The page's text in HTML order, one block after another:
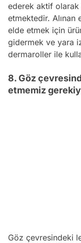
ederek aktif olarak
etmektedir. Alınan
elde etmek için
gidermek ve yara
dermaroller ile
8. Göz
etmemiz
Göz çevresindeki